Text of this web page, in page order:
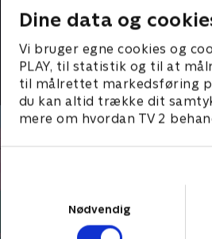
Dine data og
Vi bruger egne cookies og
PLAY, til statistik og til at
til målrettet markedsføring
du kan altid trække dit
mere om hvordan TV 2
Nødvendig